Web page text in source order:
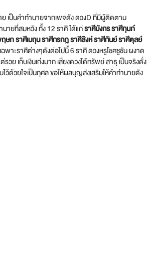
เป็นคำทำนายจากเพจดัง ดวงD ที่มีผู้ติดตาม
ายที่สมหวัง ทั้ง 12 ราศี ได้แก่ราศีมังกร ราศีกุมภ์
ษภ ราศีเมถุน ราศีกรกฎ ราศีสิงห์ ราศีกันย์ ราศีตุลย์
พาะราศีต่างๆดังต่อไปนี้ 6 ราศี ดวงหรูโชคชูชัน ผงาด
วย เก็บเงินเก่งมาก เสี่ยงดวงได้ทรัพย์ สาธุ เป็นจริงดั่ง
ว้ด้วยใจเป็นกุศล ขอให้ผลบุญส่งเสริมให้คำทำนายดัง